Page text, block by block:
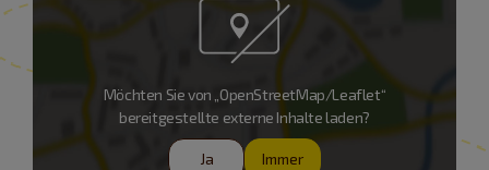
Möchten Sie von „OpenStreetMap/Leaflet“
bereitgestellte externe Inhalte laden?
Ja Immer